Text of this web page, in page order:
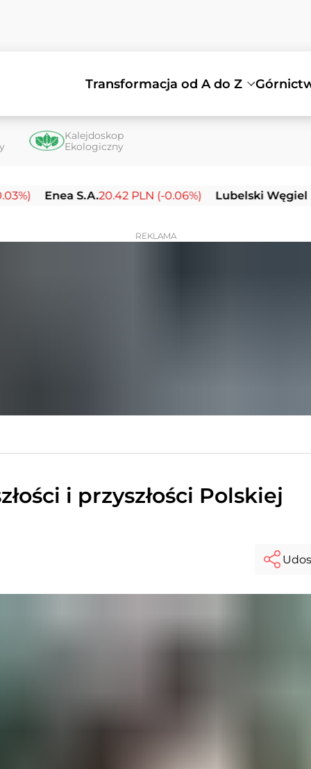
Transformacja od A do Z
Kalejdoskop
Ekologiczny
S.A.20.42 PLN (-0.06%) Lubelski Węgiel
REKLAMA
i przyszłości Polskiej